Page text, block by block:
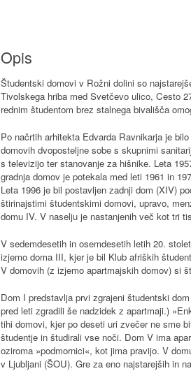
Opis
Študentski domovi v Rožni dolini so
Tivolskega hriba med Svetčevo ulico, Cesto
rednim študentom brez stalnega bivališča
Po načrtih arhitekta Edvarda Ravnikarja je
domovih dvoposteljne sobe s skupnimi
s televizijo ter stanovanje za hišnike. Leta
gradnja domov je potekala med leti 1961 in
Leta 1996 je bil postavljen zadnji dom (XIV)
štirinajstimi študentskimi domovi, upravo,
domu IV. V naselju je nastanjenih več kot tri
V sedemdesetih in osemdesetih letih 20.
izjemo doma III, kjer je bil Klub afriških
V domovih (z izjemo apartmajskih domov) si
Dom I predstavlja prvi zgrajeni študentski
pred leti zgradili še nadzidek z apartmaji.)
tihi domovi, kjer po deseti uri zvečer ne sme
študentje in študirali vse noči. Dom V ima
oziroma »podmornici«, kot jima pravijo. V
v Ljubljani (ŠOU). Gre za eno najstarejših in